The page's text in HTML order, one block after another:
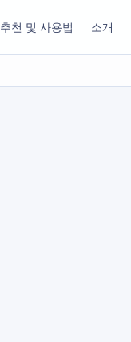
추천 및 사용법 소개